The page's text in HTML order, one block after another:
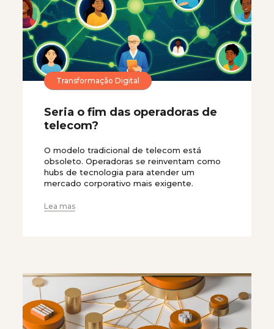
Transformação Digital
Seria o fim das operadoras de
telecom?
O modelo tradicional de telecom está
obsoleto. Operadoras se reinventam como
hubs de tecnologia para atender um
mercado corporativo mais exigente.
Lea mas